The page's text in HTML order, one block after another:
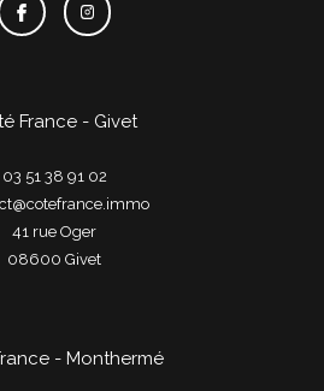
France - Givet
03 51 38 91 02
41 rue Oger
08600
givet
- Monthermé